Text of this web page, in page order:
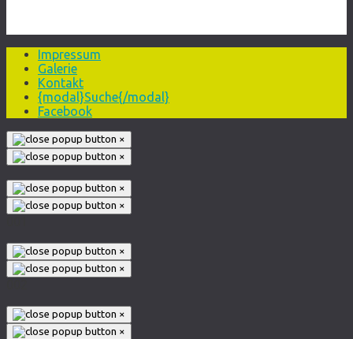
Impressum
Galerie
Kontakt
{modal}Suche{/modal}
Facebook
×
×
×
×
×
×
×
×